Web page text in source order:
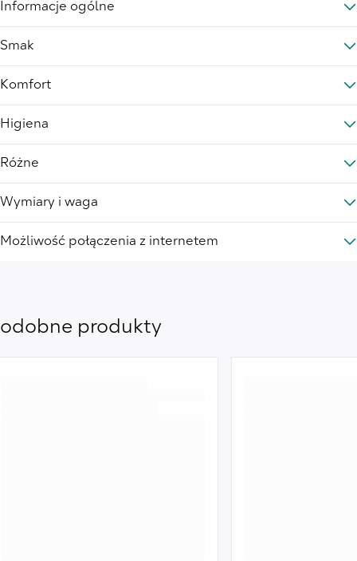
Informacje ogólne
Smak
Komfort
Higiena
Różne
Wymiary i waga
Możliwość połączenia z internetem
produkty